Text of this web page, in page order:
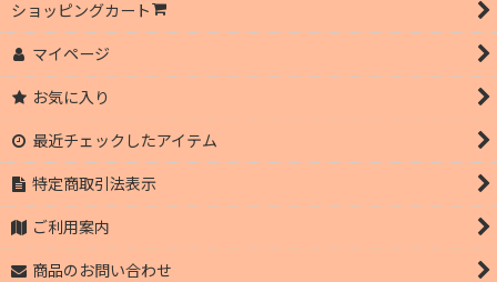
ショッピングカート
マイページ
お気に入り
最近チェックしたアイテム
特定商取引法表示
ご利用案内
商品のお問い合わせ